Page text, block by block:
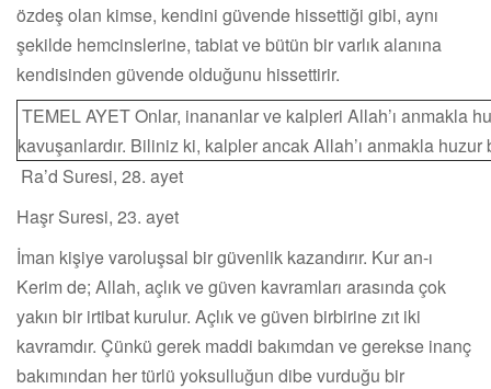
özdeş olan kimse, kendini güvende hissettiği gibi, aynı
şekilde hemcinslerine, tabiat ve bütün bir varlık alanına
kendisinden güvende olduğunu hissettirir.
TEMEL AYET Onlar, inananlar ve kalpleri Allah’ı anmakla
kavuşanlardır. Biliniz ki, kalpler ancak Allah’ı anmakla huzur
Ra’d Suresi, 28. ayet
Haşr Suresi, 23. ayet
İman kişiye varoluşsal bir güvenlik kazandırır. Kur an-ı
Kerim de; Allah, açlık ve güven kavramları arasında çok
yakın bir irtibat kurulur. Açlık ve güven birbirine zıt iki
kavramdır. Çünkü gerek maddi bakımdan ve gerekse inanç
bakımından her türlü yoksulluğun dibe vurduğu bir